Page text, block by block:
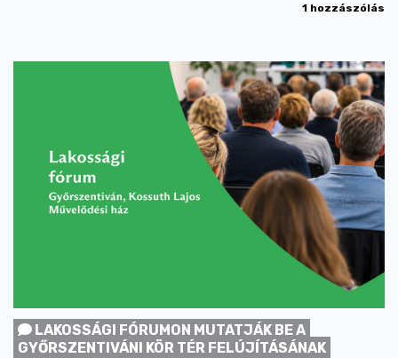
1 hozzászólás
LAKOSSÁGI FÓRUMON MUTATJÁK BE A
GYŐRSZENTIVÁNI KÖR TÉR FELÚJÍTÁSÁNAK